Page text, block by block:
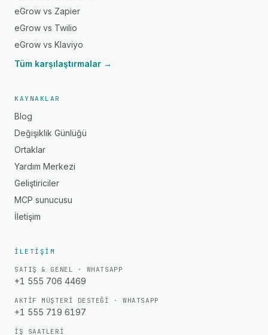
eGrow vs Zapier
eGrow vs Twilio
eGrow vs Klaviyo
Tüm karşılaştırmalar →
KAYNAKLAR
Blog
Değişiklik Günlüğü
Ortaklar
Yardım Merkezi
Geliştiriciler
MCP sunucusu
İletişim
İLETIŞIM
SATIŞ & GENEL · WHATSAPP
+1 555 706 4469
AKTIF MÜŞTERI DESTEĞI · WHATSAPP
+1 555 719 6197
İŞ SAATLERI